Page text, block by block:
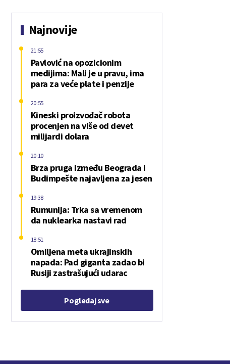
Najnovije
Pavlović na opozicionim
medijima: Mali je u pravu, ima
para za veće plate i penzije
21:55
Kineski proizvođač robota
procenjen na više od devet
milijardi dolara
20:55
Brza pruga između Beograda i
Budimpešte najavljena za jesen
20:10
Rumunija: Trka sa vremenom
da nuklearka nastavi rad
19:38
Omiljena meta ukrajinskih
napada: Pad giganta zadao bi
Rusiji zastrašujući udarac
18:51
Pogledaj sve